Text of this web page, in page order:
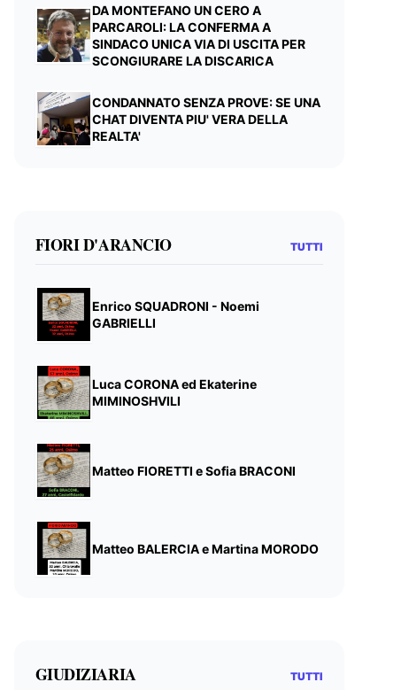
DA MONTEFANO UN CERO A
PARCAROLI: LA CONFERMA A
SINDACO UNICA VIA DI USCITA PER
SCONGIURARE LA DISCARICA
CONDANNATO SENZA PROVE: SE UNA
CHAT DIVENTA PIU' VERA DELLA
REALTA'
FIORI D'ARANCIO TUTTI
Enrico SQUADRONI - Noemi
GABRIELLI
Luca CORONA ed Ekaterine
MIMINOSHVILI
Matteo FIORETTI e Sofia BRACONI
Matteo BALERCIA e Martina MORODO
GIUDIZIARIA TUTTI